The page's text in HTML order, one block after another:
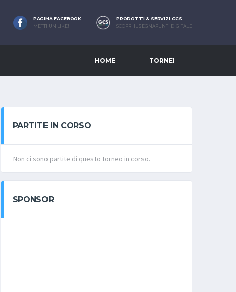
PAGINA FACEBOOK
METTI UN LIKE!
PRODOTTI & SERVIZI GCS
SCOPRI IL SEGNAPUNTI DIGITALE
HOME TORNEI
PARTITE IN CORSO
Non ci sono partite di questo torneo in corso.
SPONSOR